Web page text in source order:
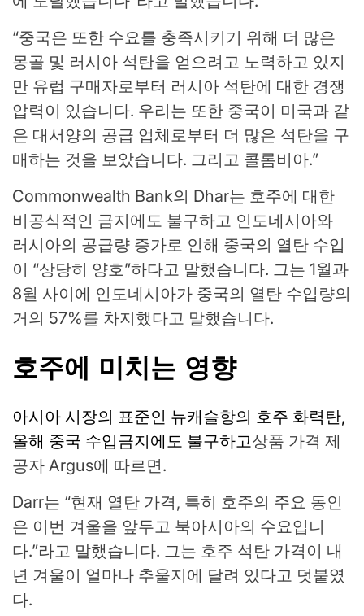
“중국은 또한 수요를 충족시키기 위해 더 많은
몽골 및 러시아 석탄을 얻으려고 노력하고 있지
만 유럽 구매자로부터 러시아 석탄에 대한 경쟁
압력이 있습니다. 우리는 또한 중국이 미국과 같
은 대서양의 공급 업체로부터 더 많은 석탄을 구
매하는 것을 보았습니다. 그리고 콜롬비아.”
Commonwealth Bank의 Dhar는 호주에 대한
비공식적인 금지에도 불구하고 인도네시아와
러시아의 공급량 증가로 인해 중국의 열탄 수입
이 “상당히 양호”하다고 말했습니다. 그는 1월과
8월 사이에 인도네시아가 중국의 열탄 수입량의
거의 57%를 차지했다고 말했습니다.
호주에 미치는 영향
아시아 시장의 표준인 뉴캐슬항의 호주 화력탄,
올해 중국 수입금지에도 불구하고상품 가격 제
공자 Argus에 따르면.
Darr는 “현재 열탄 가격, 특히 호주의 주요 동인
은 이번 겨울을 앞두고 북아시아의 수요입니
다.”라고 말했습니다. 그는 호주 석탄 가격이 내
년 겨울이 얼마나 추울지에 달려 있다고 덧붙였
다.